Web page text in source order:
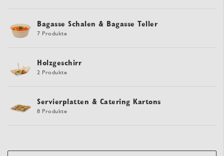
Bagasse Schalen & Bagasse Teller
7 Produkte
Holzgeschirr
2 Produkte
Servierplatten & Catering Kartons
8 Produkte